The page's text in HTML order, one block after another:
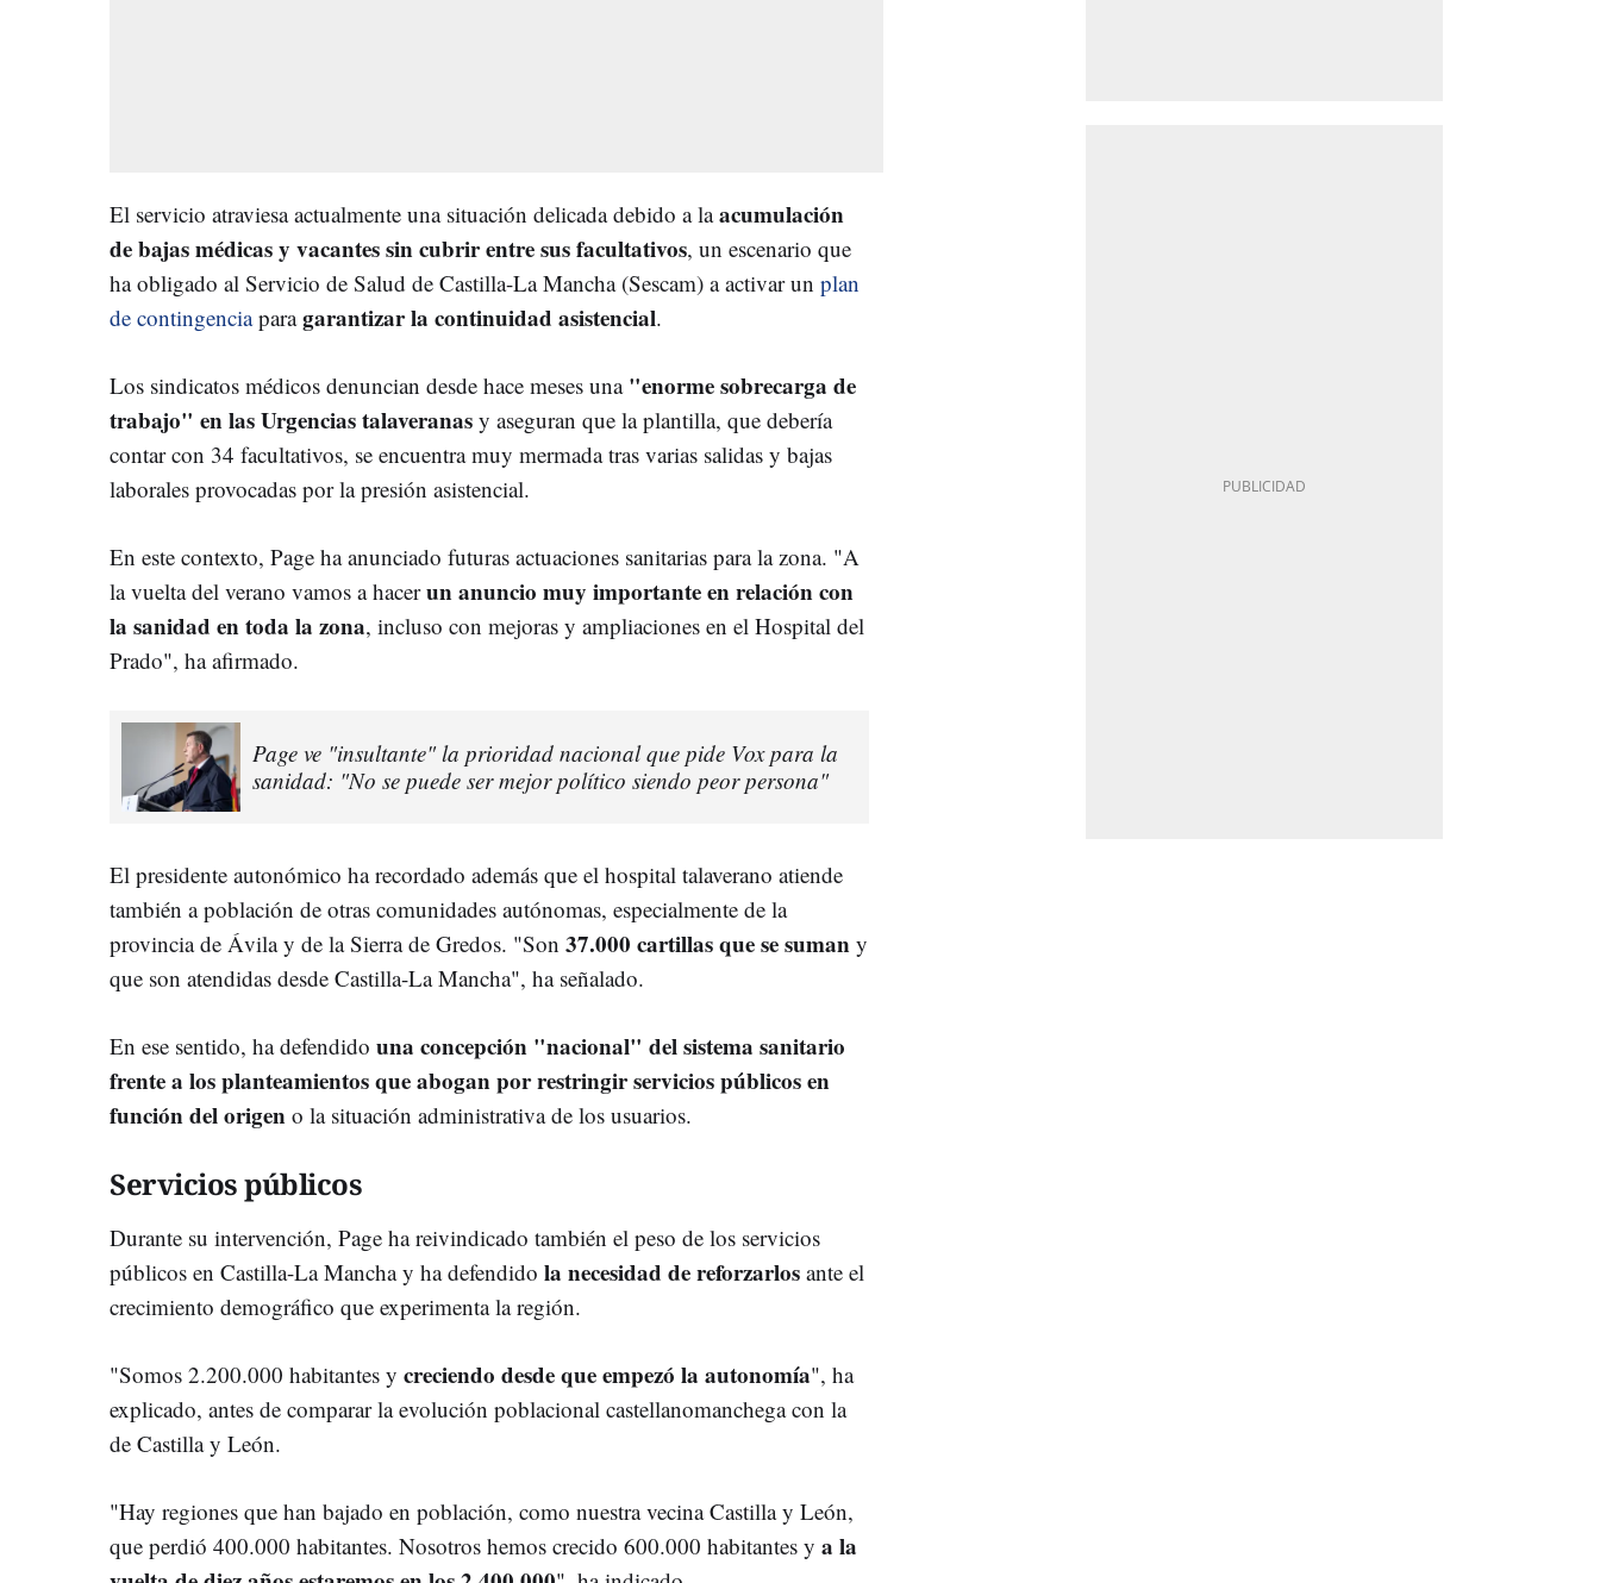
El servicio atraviesa actualmente una situación delicada debido a laacumulación
de bajas médicas y vacantes sin cubrir entre sus facultativos, un escenario que
ha obligado al Servicio de Salud de Castilla-La Mancha (Sescam) a activar un plan
de contingenciaparagarantizar la continuidad asistencial.
Los sindicatos médicos denuncian desde hace meses una "enorme sobrecarga de
trabajo" en las Urgencias talaveranas y aseguran que la plantilla, que debería
contar con 34 facultativos, se encuentra muy mermada tras varias salidas y bajas
laborales provocadas por la presión asistencial.
En este contexto, Page ha anunciado futuras actuaciones sanitarias para la zona. "A
la vuelta del verano vamos a hacerun anuncio muy importante en relación con
la sanidad en toda la zona, incluso con mejoras y ampliaciones en el Hospital del
Prado", ha afirmado.
Page ve "insultante" la prioridad nacional que pide Vox para la
sanidad: "No se puede ser mejor político siendo peor persona"
El presidente autonómico ha recordado además que el hospital talaverano atiende
también a población de otras comunidades autónomas, especialmente de la
provincia de Ávila y de la Sierra de Gredos. "Son 37.000 cartillas que se suman y
que son atendidas desde Castilla-La Mancha", ha señalado.
En ese sentido, ha defendido una concepción "nacional" del sistema sanitario
frente a los planteamientos que abogan por restringir servicios públicos en
función del origen o la situación administrativa de los usuarios.
Servicios públicos
Durante su intervención, Page ha reivindicado también el peso de los servicios
públicos en Castilla-La Mancha y ha defendido la necesidad de reforzarlos ante el
crecimiento demográfico que experimenta la región.
"Somos 2.200.000 habitantes y creciendo desde que empezó la autonomía", ha
explicado, antes de comparar la evolución poblacional castellanomanchega con la
de Castilla y León.
"Hay regiones que han bajado en población, como nuestra vecina Castilla y León,
que perdió 400.000 habitantes. Nosotros hemos crecido 600.000 habitantes y a la